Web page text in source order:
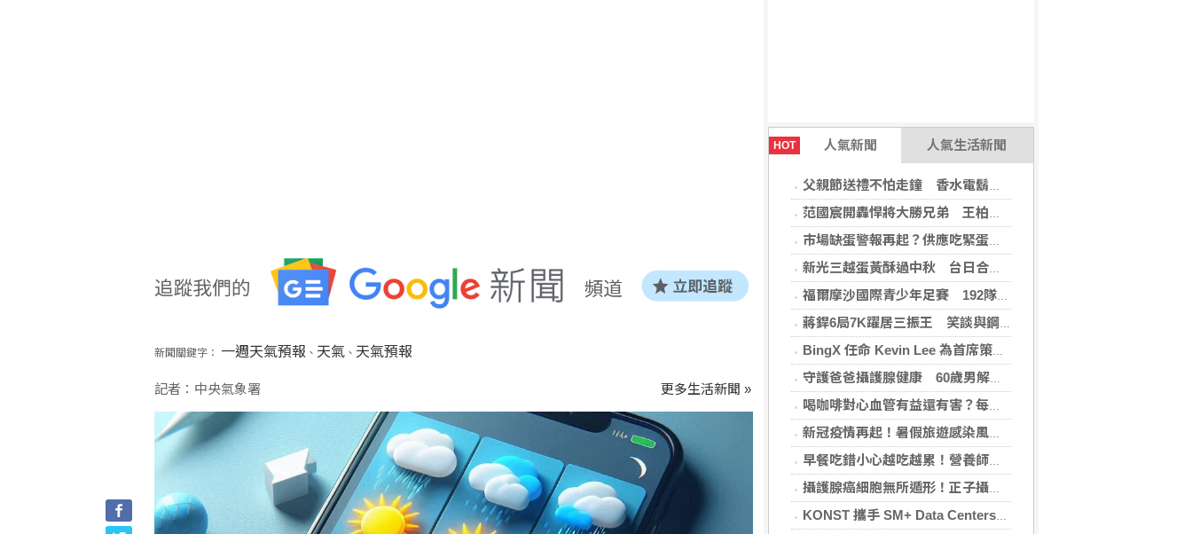
HOT 人氣新聞 人氣生活新聞
父親節送禮不怕走鐘 香水電鬍刀千年不敗
范國宸開轟悍將大勝兄弟 王柏融再見安雄鷹擒猿
市場缺蛋警報再起？供應吃緊蛋價蠢蠢欲動
新光三越蛋黃酥過中秋 台日合作開發話題新品
福爾摩沙國際青少年足賽 192隊參賽規模創新高
蔣銲6局7K躍居三振王 笑談與鋼龍良性競爭
BingX 任命 Kevin Lee 為首席策略長，加速推進多資產、以用戶為核心的發展願景
守護爸爸攝護腺健康 60歲男解尿異常 靠PHI檢測及早揪出攝護腺癌
喝咖啡對心血管有益還有害？每日可以喝幾杯咖啡？美心臟協會一次解答
新冠疫情再起！暑假旅遊感染風險增 專家教你這樣做好防護
早餐吃錯小心越吃越累！營養師點名3大NG組合：根本「台式安眠藥」
攝護腺癌細胞無所遁形！正子攝影掃描揪出攝護腺癌，精準定位助早期治療
KONST 攜手 SM+ Data Centers、LG Sinar Mas 簽署SMX01資料中心合作協議 算力版圖正式跨足東南亞
新聞關鍵字： 一週天氣預報 、 天氣、 天氣預報
記者：中央氣象署 更多生活新聞 »